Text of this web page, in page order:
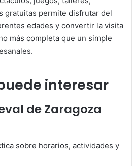
gratuitas permite disfrutar del
edades y convertir la visita
más completa que un simple
interesar
de Zaragoza
sobre horarios, actividades y